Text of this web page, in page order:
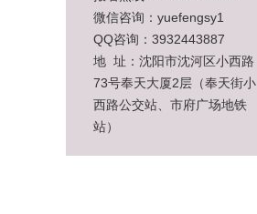
微信咨询：yuefengsy1
QQ咨询：3932443887
地 址：沈阳市沈河区小西路
73号奉天大厦2层（奉天街小
西路公交站、市府广场地铁
站）